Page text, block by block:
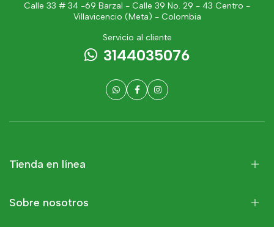
Calle 33 # 34 -69 Barzal - Calle 39 No. 29 - 43 Centro -
Villavicencio (Meta) - Colombia
Servicio al cliente
3144035076
Tienda en línea
Sobre nosotros